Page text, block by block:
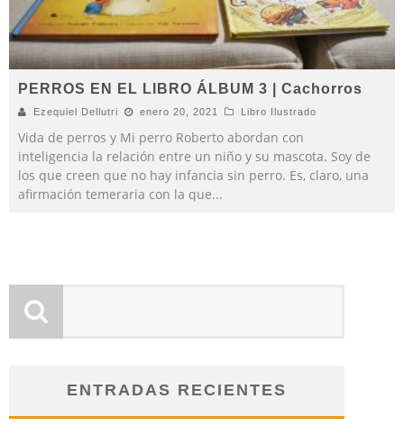
PERROS EN EL LIBRO ÁLBUM 3 | Cachorros
Ezequiel Dellutri enero 20, 2021 Libro Ilustrado
Vida de perros y Mi perro Roberto abordan con
inteligencia la relación entre un niño y su mascota. Soy de
los que creen que no hay infancia sin perro. Es, claro, una
afirmación temeraria con la que...
ENTRADAS RECIENTES